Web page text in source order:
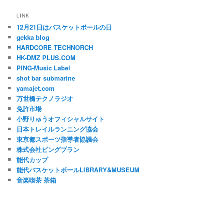
LINK
12月21日はバスケットボールの日
gekka blog
HARDCORE TECHNORCH
HK-DMZ PLUS.COM
PING-Music Label
shot bar submarine
yamajet.com
万世橋テクノラジオ
免許市場
小野りゅうオフィシャルサイト
日本トレイルランニング協会
東京都スポーツ指導者協議会
株式会社ピングプラン
能代カップ
能代バスケットボールLIBRARY&MUSEUM
音楽喫茶 茶箱